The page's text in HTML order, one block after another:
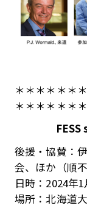
＊＊＊＊＊＊
＊＊＊＊＊＊
後援・協賛：
会、ほか（順不
日時：2024年1
場所：北海道